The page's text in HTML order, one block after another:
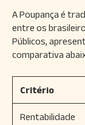
A Poupança é
entre os
Públicos,
comparativa
Critério
Rentabilidade